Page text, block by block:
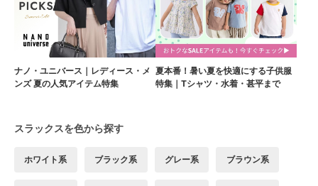
ナノ・ユニバース｜レディース・メ
ンズ 夏の人気アイテム特集
夏本番！暑い夏を快適にする子供服
特集｜Tシャツ・水着・甚平まで
スラックスを色から探す
ホワイト系 ブラック系 グレー系 ブラウン系